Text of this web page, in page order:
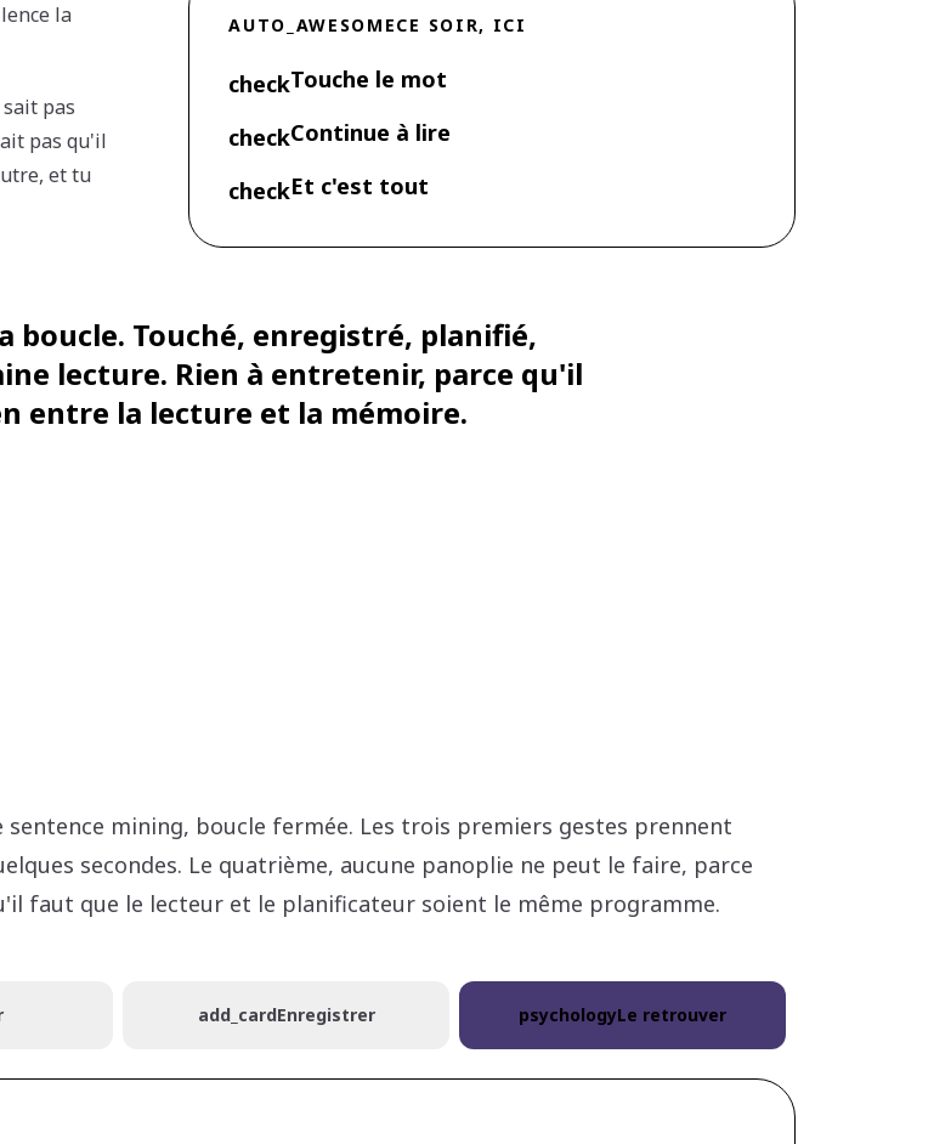
la
pas
pas qu'il
et tu
AUTO_AWESOMECE SOIR, ICI
checkTouche le mot
checkContinue à lire
checkEt c'est tout
boucle. Touché, enregistré, planifié,
lecture. Rien à entretenir, parce qu'il
entre la lecture et la mémoire.
sentence mining, boucle fermée. Les trois premiers gestes prennent
secondes. Le quatrième, aucune panoplie ne peut le faire, parce
faut que le lecteur et le planificateur soient le même programme.
add_cardEnregistrer psychologyLe retrouver